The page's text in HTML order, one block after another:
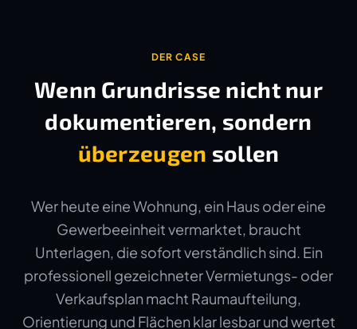
DER CASE
Wenn Grundrisse nicht nur
dokumentieren, sondern
überzeugen sollen
Wer heute eine Wohnung, ein Haus oder eine
Gewerbeeinheit vermarktet, braucht
Unterlagen, die sofort verständlich sind. Ein
professionell gezeichneter Vermietungs- oder
Verkaufsplan macht Raumaufteilung,
Orientierung und Flächen klar lesbar und wertet